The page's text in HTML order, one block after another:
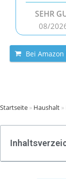
SEHR
08/
Bei
Startseite » Haushalt »